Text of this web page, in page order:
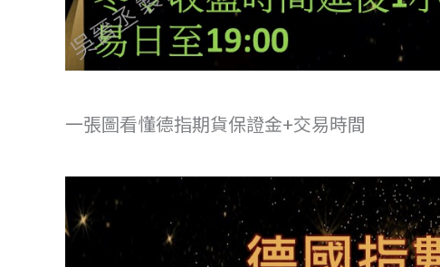
一張圖看懂德指期貨保證金+交易時間